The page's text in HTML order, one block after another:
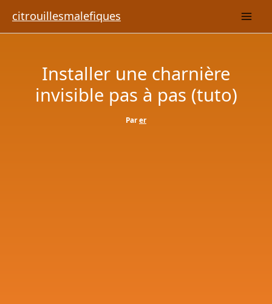
contenu
citrouillesmalefiques
Installer une charnière
invisible pas à pas (tuto)
Parer